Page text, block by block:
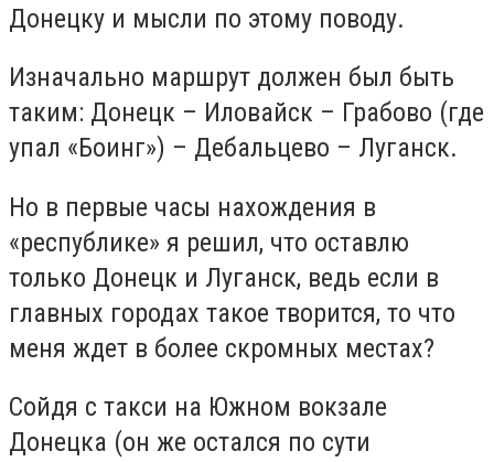
Донецку и мысли по этому поводу.
Изначально маршрут должен был быть
таким: Донецк – Иловайск – Грабово (где
упал «Боинг») – Дебальцево – Луганск.
Но в первые часы нахождения в
«республике» я решил, что оставлю
только Донецк и Луганск, ведь если в
главных городах такое творится, то что
меня ждет в более скромных местах?
Сойдя с такси на Южном вокзале
Донецка (он же остался по сути